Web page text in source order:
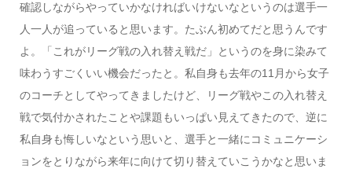
確認しながらやっていかなければいけないなというのは選手一
人一人が追っていると思います。たぶん初めてだと思うんです
よ。「これがリーグ戦の入れ替え戦だ」というのを身に染みて
味わうすごくいい機会だったと。私自身も去年の11月から女子
のコーチとしてやってきましたけど、リーグ戦やこの入れ替え
戦で気付かされたことや課題もいっぱい見えてきたので、逆に
私自身も悔しいなという思いと、選手と一緒にコミュニケーシ
ョンをとりながら来年に向けて切り替えていこうかなと思いま